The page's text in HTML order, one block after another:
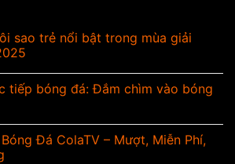
sao trẻ nổi bật trong mùa giải
tiếp bóng đá: Đắm chìm vào bóng
Đá ColaTV – Mượt, Miễn Phí,